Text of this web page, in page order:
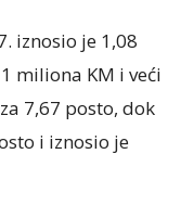
iznosio je 1,08
miliona KM i veći
7,67 posto, dok
i iznosio je